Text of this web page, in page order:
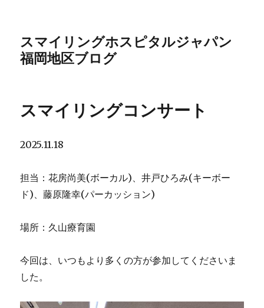
スマイリングホスピタルジャパン
福岡地区ブログ
スマイリングコンサート
2025.11.18
担当：花房尚美(ボーカル)、井戸ひろみ(キーボー
ド)、藤原隆幸(パーカッション)
場所：久山療育園
今回は、いつもより多くの方が参加してくださいま
した。